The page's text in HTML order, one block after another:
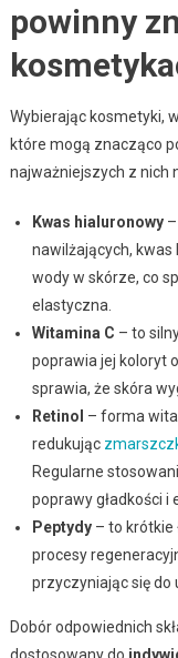
powinny
Wybierając kosmetyki,
które mogą znacząco
najważniejszych z nich
Kwas hialuronowy–
nawilżających,
wody w skórze, co
elastyczna.
Witamina C – to
poprawia jej koloryt
sprawia, że skóra
Retinol – forma
redukując
Regularne
poprawy gładkości i
Peptydy– to krótkie
procesy
przyczyniając się do
Dobór odpowiednich
dostosowany do